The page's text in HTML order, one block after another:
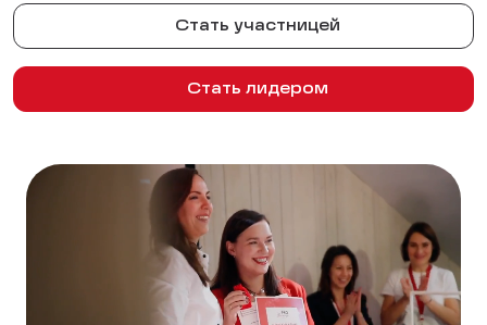
Стать участницей
Стать лидером